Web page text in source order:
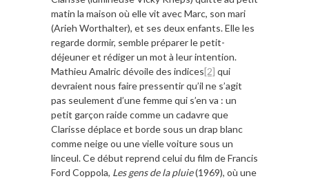
matin la maison où elle vit avec Marc, son mari
(Arieh Worthalter), et ses deux enfants. Elle les
regarde dormir, semble préparer le petit-
déjeuner et rédiger un mot à leur intention.
Mathieu Amalric dévoile des indices[2] qui
devraient nous faire pressentir qu’il ne s’agit
pas seulement d’une femme qui s’en va : un
petit garçon raide comme un cadavre que
Clarisse déplace et borde sous un drap blanc
comme neige ou une vielle voiture sous un
linceul. Ce début reprend celui du film de Francis
Ford Coppola, Les gens de la pluie(1969), où une